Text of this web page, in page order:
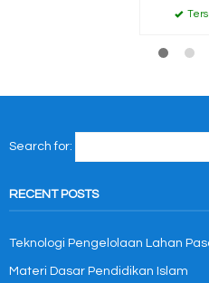
Search for:
RECENT POSTS
Teknologi Pengelolaan Lahan
Materi Dasar Pendidikan Islam